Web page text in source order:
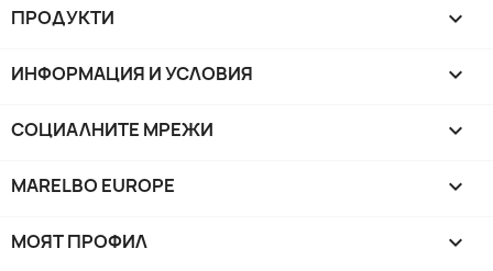
ПРОДУКТИ 
ИНФОРМАЦИЯ И УСЛОВИЯ 
СОЦИАЛНИТЕ МРЕЖИ 
MARELBO EUROPE 
МОЯТ ПРОФИЛ 